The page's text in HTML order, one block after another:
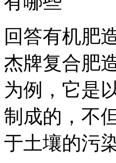
回答有机肥
杰牌复合肥
为例，它是
制成的，不
于土壤的污